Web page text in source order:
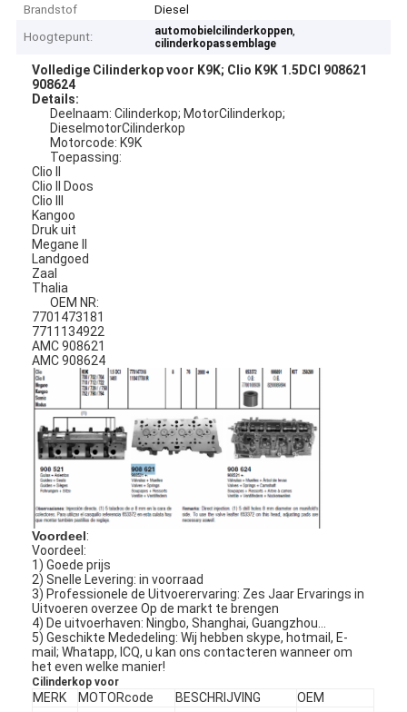
Brandstof
Diesel
Hoogtepunt:
automobielcilinderkoppen,
cilinderkopassemblage
Volledige Cilinderkop voor K9K; Clio K9K 1.5DCI 908621
908624
Details:
Deelnaam: Cilinderkop; MotorCilinderkop;
DieselmotorCilinderkop
Motorcode: K9K
Toepassing:
Clio II
Clio II Doos
Clio III
Kangoo
Druk uit
Megane II
Landgoed
Zaal
Thalia
OEM NR:
7701473181
7711134922
AMC 908621
AMC 908624
Voordeel:
Voordeel:
1) Goede prijs
2) Snelle Levering: in voorraad
3) Professionele de Uitvoerervaring: Zes Jaar Ervarings in
Uitvoeren overzee Op de markt te brengen
4) De uitvoerhaven: Ningbo, Shanghai, Guangzhou…
5) Geschikte Mededeling: Wij hebben skype, hotmail, E-
mail; Whatapp, ICQ, u kan ons contacteren wanneer om
het even welke manier!
Cilinderkop voor
MERK MOTORcode BESCHRIJVING OEM